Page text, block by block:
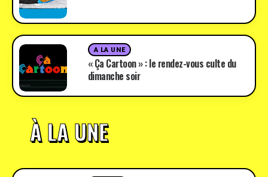
A LA UNE
« Ça Cartoon » : le rendez-vous culte du
dimanche soir
À LA UNE